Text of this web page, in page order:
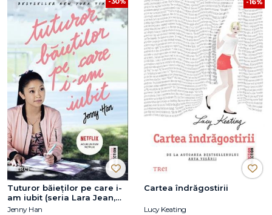
Tuturor băieţilor pe care i-
am iubit (seria Lara Jean,
vol. 1)
Jenny Han
Cartea îndrăgostirii
Lucy Keating